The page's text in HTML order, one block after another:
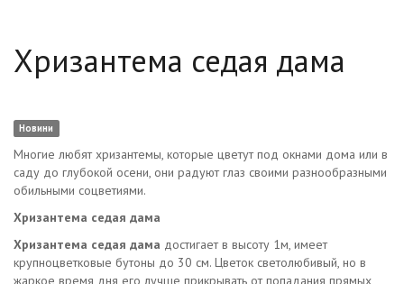
Хризантема седая дама
Новини
Многие любят хризантемы, которые цветут под окнами дома или в
саду до глубокой осени, они радуют глаз своими разнообразными
обильными соцветиями.
Хризантема седая дама
Хризантема седая дама достигает в высоту 1м, имеет
крупноцветковые бутоны до 30 см. Цветок светолюбивый, но в
жаркое время дня его лучше прикрывать от попадания прямых